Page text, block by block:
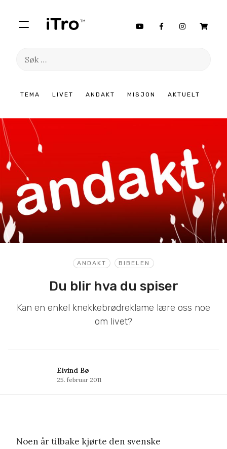
TEMA LIVET ANDAKT MISJON AKTUELT
Søk
innhold
ANDAKT BIBELEN
Du blir hva du spiser
Kan en enkel knekkebrødreklame lære oss noe
om livet?
Eivind Bø
25. februar 2011
Noen år tilbake kjørte den svenske